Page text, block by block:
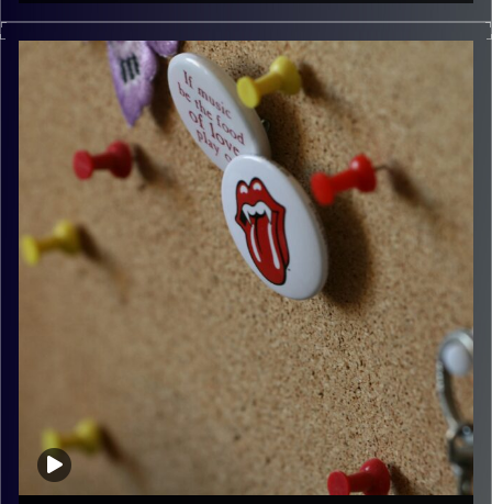
ספיישל רולינג סטונס עם אורן הוף.
włodi